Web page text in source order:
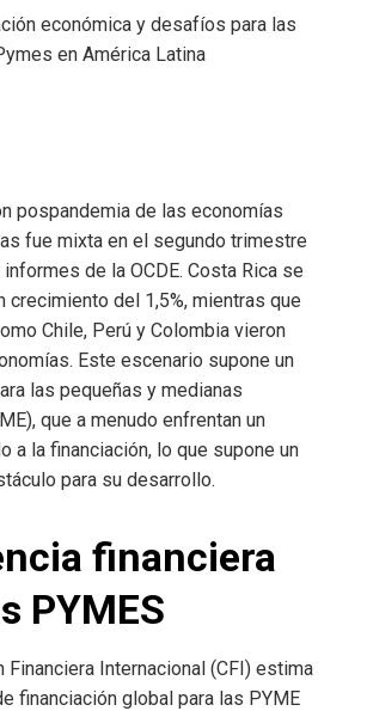
pospandemia de las economías
fue mixta en el segundo trimestre
de la OCDE. Costa Rica se
crecimiento del 1,5%, mientras que
Chile, Perú y Colombia vieron
Este escenario supone un
las pequeñas y medianas
que a menudo enfrentan un
a la financiación, lo que supone un
para su desarrollo.
financiera
PYMES
Financiera Internacional (CFI) estima
financiación global para las PYME